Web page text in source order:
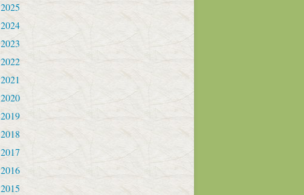
2025
2024
2023
2022
2021
2020
2019
2018
2017
2016
2015